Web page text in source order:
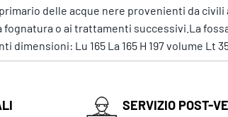
delle acque nere provenienti da civili
fognatura o ai trattamenti successivi.La
dimensioni: Lu 165 La 165 H 197 volume Lt
SERVIZIO POST-